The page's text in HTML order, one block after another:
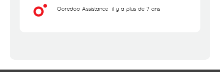
Ooredoo Assistance il y a plus de 7 ans